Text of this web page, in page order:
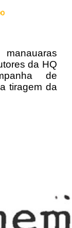
da HQ
de
tiragem da